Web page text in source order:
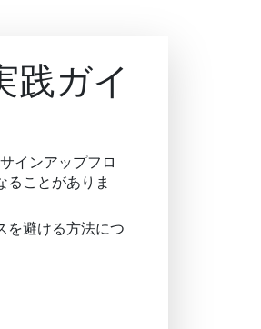
践ガイ
インアップフロ
ことがありま
を避ける方法につ